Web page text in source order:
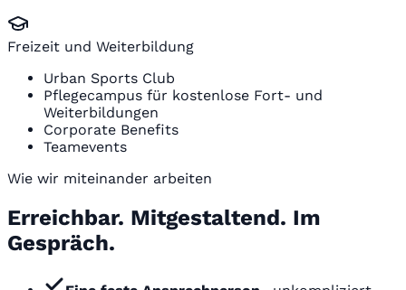
Freizeit und Weiterbildung
Urban Sports Club
Pflegecampus für kostenlose Fort- und
Weiterbildungen
Corporate Benefits
Teamevents
Wie wir miteinander arbeiten
Erreichbar. Mitgestaltend. Im
Gespräch.